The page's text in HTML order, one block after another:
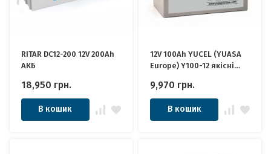
RITAR DC12-200 12V 200Ah
АКБ
18,950 грн.
В кошик
12V 100Ah YUCEL (YUASA
Europe) Y100-12 якісні
Інвертора, ДБЖ, ДБЖ,
Панелей Сонячних
9,970 грн.
В кошик